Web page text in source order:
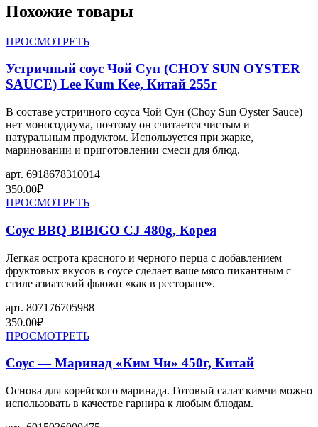
Похожие товары
ПРОСМОТРЕТЬ
Устричный соус Чой Сун (CHOY SUN OYSTER
SAUCE) Lee Kum Kee, Китай 255г
В составе устричного соуса Чой Сун (Choy Sun Oyster Sauce)
нет моносодиума, поэтому он считается чистым и
натуральным продуктом. Используется при жарке,
мариновании и приготовлении смеси для блюд.
арт. 6918678310014
350.00₽
ПРОСМОТРЕТЬ
Соус BBQ BIBIGO CJ 480g, Корея
Легкая острота красного и черного перца с добавлением
фруктовых вкусов в соусе сделает ваше мясо пикантным с
стиле азиатский фьюжн «как в ресторане».
арт. 807176705988
350.00₽
ПРОСМОТРЕТЬ
Соус — Маринад «Ким Чи» 450г, Китай
Основа для корейского маринада. Готовый салат кимчи можно
использовать в качестве гарнира к любым блюдам.